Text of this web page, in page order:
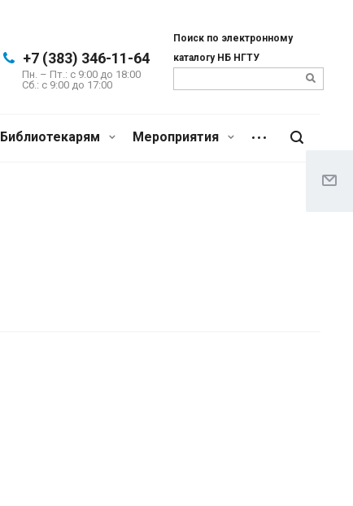
+7 (383) 346-11-64
Пн. – Пт.: с 9:00 до 18:00
Сб.: c 9:00 до 17:00
Поиск по электронному
каталогу НБ НГТУ
Библиотекарям Мероприятия